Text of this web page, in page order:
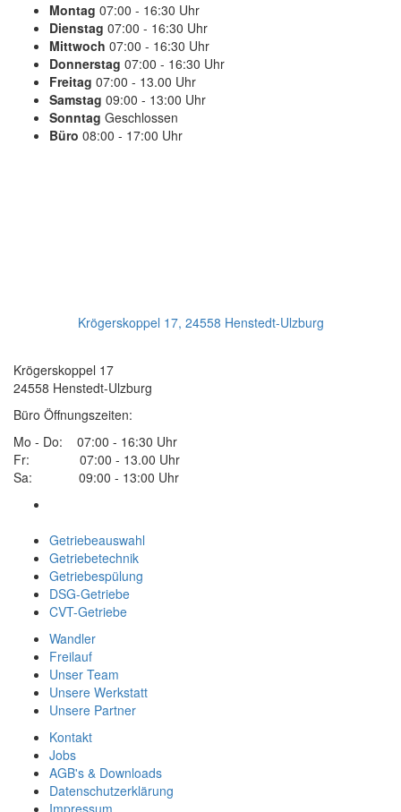
Montag 07:00 - 16:30 Uhr
Dienstag 07:00 - 16:30 Uhr
Mittwoch 07:00 - 16:30 Uhr
Donnerstag 07:00 - 16:30 Uhr
Freitag 07:00 - 13.00 Uhr
Samstag 09:00 - 13:00 Uhr
Sonntag Geschlossen
Büro 08:00 - 17:00 Uhr
Krögerskoppel 17, 24558 Henstedt-Ulzburg
Krögerskoppel 17
24558 Henstedt-Ulzburg
Büro Öffnungszeiten:
Mo - Do: 07:00 - 16:30 Uhr
Fr: 07:00 - 13.00 Uhr
Sa: 09:00 - 13:00 Uhr
Getriebeauswahl
Getriebetechnik
Getriebespülung
DSG-Getriebe
CVT-Getriebe
Wandler
Freilauf
Unser Team
Unsere Werkstatt
Unsere Partner
Kontakt
Jobs
AGB's & Downloads
Datenschutzerklärung